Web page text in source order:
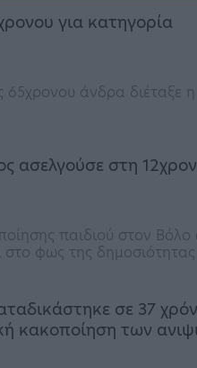
για κατηγορία
άνδρα διέταξε η
ασελγούσε στη
παιδιού στον
στο φως της δημοσιότητας
σε 37
κακοποίηση των